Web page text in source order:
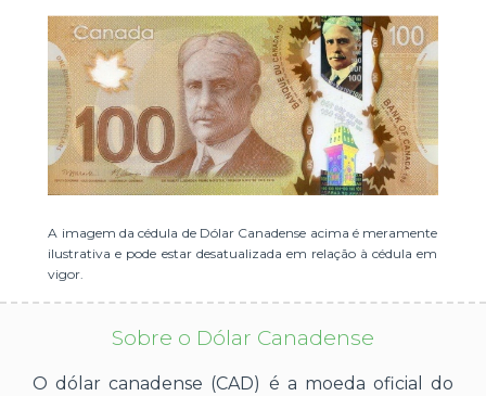
A imagem da cédula de Dólar Canadense acima é meramente
ilustrativa e pode estar desatualizada em relação à cédula em
vigor.
Sobre o Dólar Canadense
O dólar canadense (CAD) é a moeda oficial do